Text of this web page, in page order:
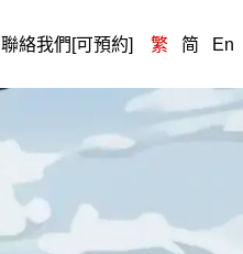
聯絡我們[可預約] 繁 简 En